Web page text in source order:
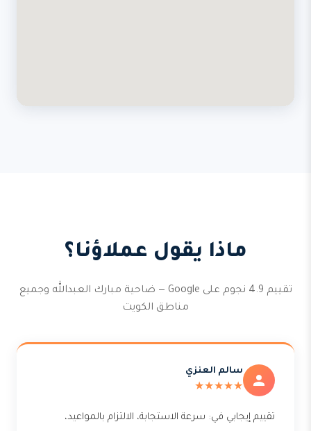
ماذا يقول عملاؤنا؟
تقييم 4.9 نجوم على Google — ضاحية مبارك العبدالله وجميع
مناطق الكويت
سالم العنزي
★★★★★
تقييم إيجابي في: سرعة الاستجابة، الالتزام بالمواعيد،